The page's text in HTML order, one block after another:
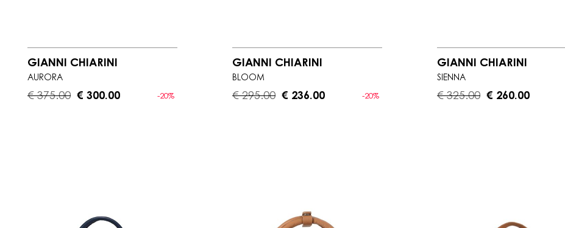
GIANNI CHIARINI
AURORA
€ 375.00 -20%
€ 300.00
GIANNI CHIARINI
BLOOM
€ 295.00 -20%
€ 236.00
GIANNI CHIARINI
SIENNA
€ 325.00 € 260.00